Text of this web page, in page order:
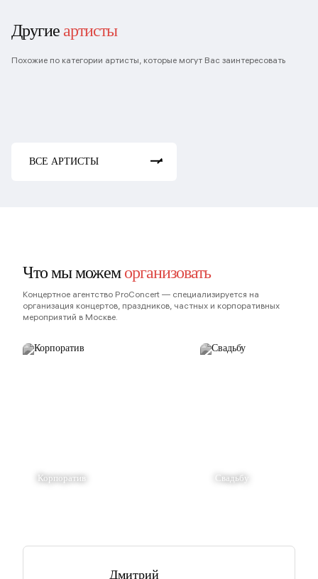
Другие артисты
Похожие по категории артисты, которые могут Вас заинтересовать
ВСЕ АРТИСТЫ
Что мы можеморганизовать
Концертное агентство ProConcert — cпециализируется на
организация концертов, праздников, частных и корпоративных
мероприятий в Москве.
Корпоратив Свадьбу
Дмитрий